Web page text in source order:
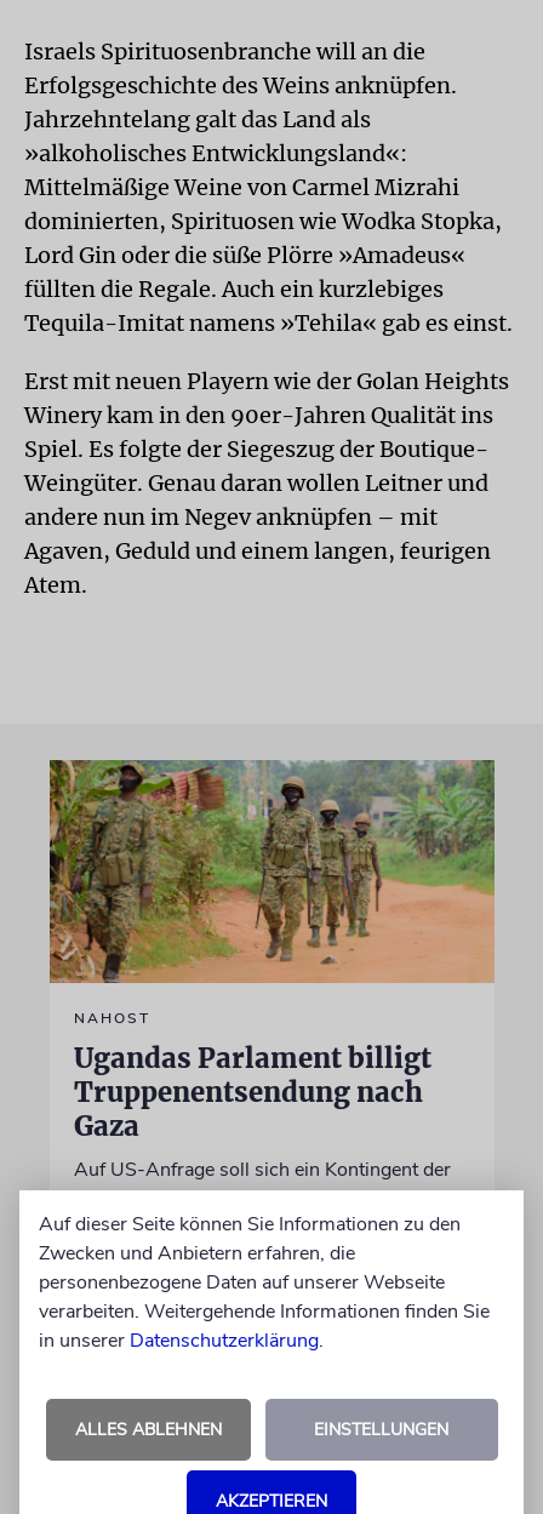
Israels Spirituosenbranche will an die
Erfolgsgeschichte des Weins anknüpfen.
Jahrzehntelang galt das Land als
»alkoholisches Entwicklungsland«:
Mittelmäßige Weine von Carmel Mizrahi
dominierten, Spirituosen wie Wodka Stopka,
Lord Gin oder die süße Plörre »Amadeus«
füllten die Regale. Auch ein kurzlebiges
Tequila-Imitat namens »Tehila« gab es einst.
Erst mit neuen Playern wie der Golan Heights
Winery kam in den 90er-Jahren Qualität ins
Spiel. Es folgte der Siegeszug der Boutique-
Weingüter. Genau daran wollen Leitner und
andere nun im Negev anknüpfen – mit
Agaven, Geduld und einem langen, feurigen
Atem.
NAHOST
Ugandas Parlament billigt
Truppenentsendung nach
Gaza
Auf US-Anfrage soll sich ein Kontingent der
ugandischen Armee der geplanten
internationalen Stabilisierungstruppe
anschließen. In Afrika zählt das Land zu den
größten Truppenstellern für
Friedensmissionen
Auf dieser Seite können Sie Informationen zu den
Zwecken und Anbietern erfahren, die
personenbezogene Daten auf unserer Webseite
verarbeiten. Weitergehende Informationen finden Sie
in unserer Datenschutzerklärung.
ALLES ABLEHNEN EINSTELLUNGEN
AKZEPTIEREN